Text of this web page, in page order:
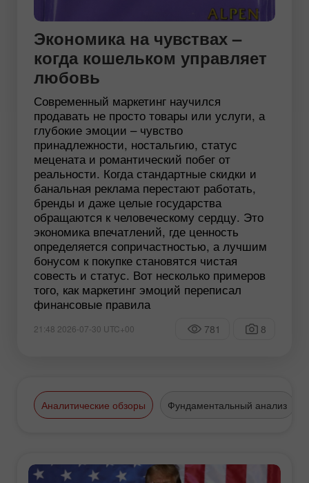
Экономика на чувствах –
когда кошельком управляет
любовь
Современный маркетинг научился
продавать не просто товары или услуги, а
глубокие эмоции – чувство
принадлежности, ностальгию, статус
мецената и романтический побег от
реальности. Когда стандартные скидки и
банальная реклама перестают работать,
бренды и даже целые государства
обращаются к человеческому сердцу. Это
экономика впечатлений, где ценность
определяется сопричастностью, а лучшим
бонусом к покупке становятся чистая
совесть и статус. Вот несколько примеров
того, как маркетинг эмоций переписал
финансовые правила
21:48 2026-07-30 UTC+00 781 8
Аналитические обзоры Фундаментальный анализ